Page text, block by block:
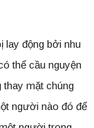
lay động bởi nhu
thể cầu nguyện
mặt chúng
người nào đó để